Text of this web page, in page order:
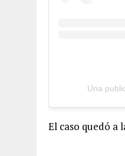
Una
El caso quedó a